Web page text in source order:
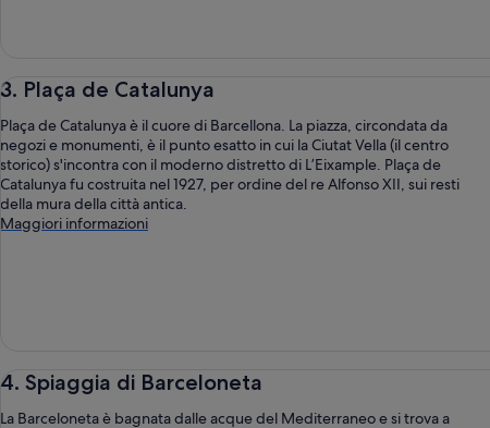
3. Plaça de Catalunya
Plaça de Catalunya è il cuore di Barcellona. La piazza, circondata da
negozi e monumenti, è il punto esatto in cui la Ciutat Vella (il centro
storico) s'incontra con il moderno distretto di L’Eixample. Plaça de
Catalunya fu costruita nel 1927, per ordine del re Alfonso XII, sui resti
della mura della città antica.
Maggiori informazioni
4. Spiaggia di Barceloneta
La Barceloneta è bagnata dalle acque del Mediterraneo e si trova a